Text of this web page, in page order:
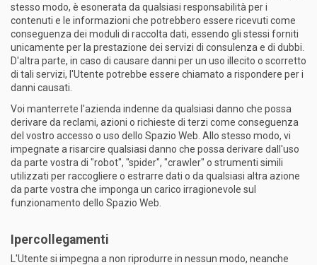
stesso modo, è esonerata da qualsiasi responsabilità per i
contenuti e le informazioni che potrebbero essere ricevuti come
conseguenza dei moduli di raccolta dati, essendo gli stessi forniti
unicamente per la prestazione dei servizi di consulenza e di dubbi.
D'altra parte, in caso di causare danni per un uso illecito o scorretto
di tali servizi, l'Utente potrebbe essere chiamato a rispondere per i
danni causati.
Voi manterrete l'azienda indenne da qualsiasi danno che possa
derivare da reclami, azioni o richieste di terzi come conseguenza
del vostro accesso o uso dello Spazio Web. Allo stesso modo, vi
impegnate a risarcire qualsiasi danno che possa derivare dall'uso
da parte vostra di "robot", "spider", "crawler" o strumenti simili
utilizzati per raccogliere o estrarre dati o da qualsiasi altra azione
da parte vostra che imponga un carico irragionevole sul
funzionamento dello Spazio Web.
Ipercollegamenti
L'Utente si impegna a non riprodurre in nessun modo, neanche